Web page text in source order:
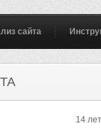
сайта
14 лет